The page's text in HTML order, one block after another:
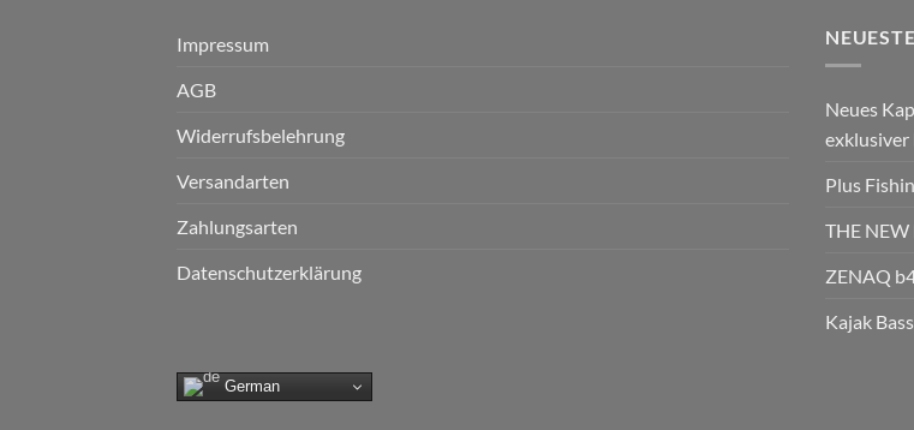
Impressum
AGB
Widerrufsbelehrung
Versandarten
Zahlungsarten
Datenschutzerklärung
Neues
Plus
THE
ZENAQ
Kajak
German